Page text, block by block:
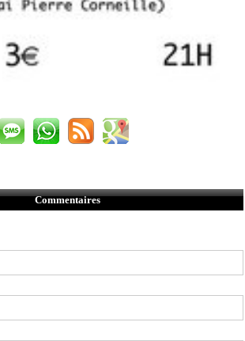
Commentaires